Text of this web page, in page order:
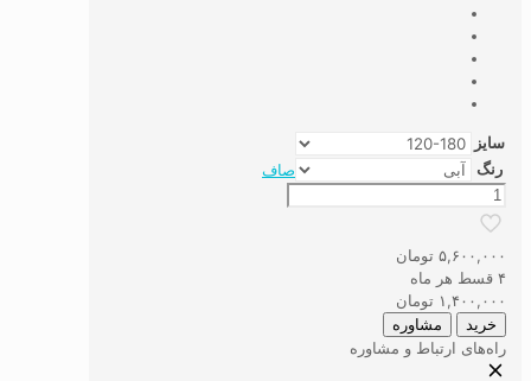
سایز
رنگ
صاف
قالیچه
دستباف
نما
کد
25
عدد
۵,۶۰۰,۰۰۰ تومان
۴ قسط هر ماه
۱,۴۰۰,۰۰۰ تومان
خرید مشاوره
راه‌های ارتباط و مشاوره